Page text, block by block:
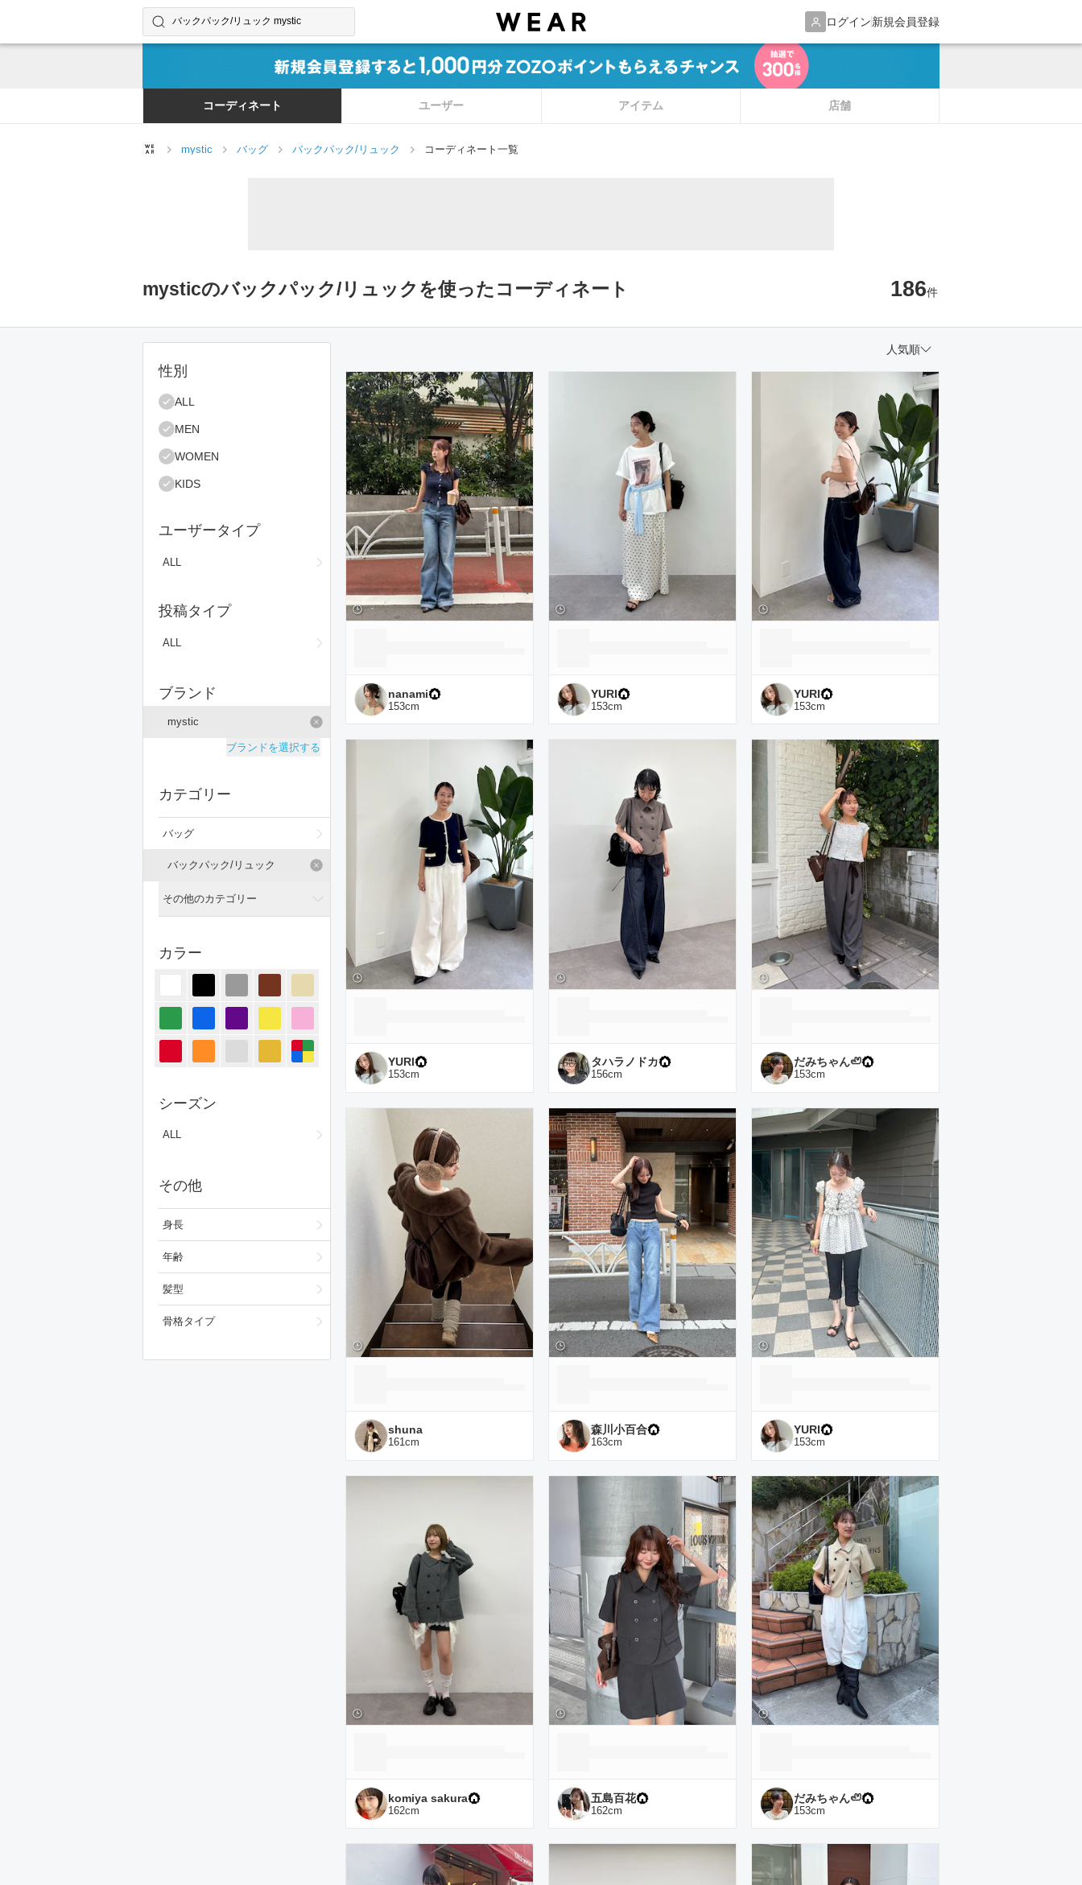
ログイン新規会員登録
コーディネートやユーザーを探す
検索する
コーディネート ユーザー アイテム 店舗
mystic バッグ バックパック/リュック コーディネート一覧
mysticのバックパック/リュックを使ったコーディネート 186件
絞り込み条件
性別
ALL
MEN
WOMEN
KIDS
ユーザータイプ
ALL
投稿タイプ
ALL
ブランド
mystic
ブランドを選択する
カテゴリー
バッグ
バックパック/リュック
その他のカテゴリー
ジャケット/アウター
パンツ
オールインワン・サロペット
シューズ
メイクアップ
カラー
シーズン
ALL
その他
身長
年齢
髪型
骨格タイプ
人気順
コーディネート一覧
nanami
153cm
YURI
153cm
YURI
153cm
YURI
153cm
タハラノドカ
156cm
だみちゃん🦥
153cm
shuna
161cm
森川小百合
163cm
YURI
153cm
komiya sakura
162cm
五島百花
162cm
だみちゃん🦥
153cm